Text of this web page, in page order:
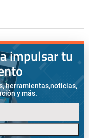
impulsar tu
herramientas,noticias,
y más.